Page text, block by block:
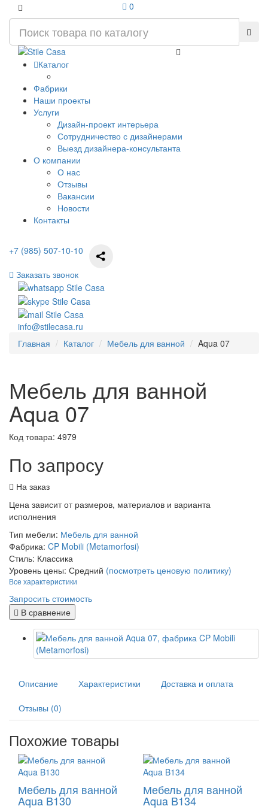
0
Каталог
Фабрики
Наши проекты
Услуги
Дизайн-проект интерьера
Сотрудничество с дизайнерами
Выезд дизайнера-консультанта
О компании
О нас
Отзывы
Вакансии
Новости
Контакты
+7 (985) 507-10-10
Заказать звонок
info@stilecasa.ru
Главная
Каталог Мебель для ванной Aqua 07
Мебель для ванной
Aqua 07
Код товара: 4979
По запросу
На заказ
Цена зависит от размеров, материалов и варианта
исполнения
Тип мебели: Мебель для ванной
Фабрика: CP Mobili (Metamorfosi)
Стиль: Классика
Уровень цены: Средний (посмотреть ценовую политику)
Все характеристики
Запросить стоимость
В сравнение
Описание Характеристики Доставка и оплата
Отзывы (0)
Похожие товары
Мебель для ванной
Aqua B130
Мебель для ванной
Aqua B134